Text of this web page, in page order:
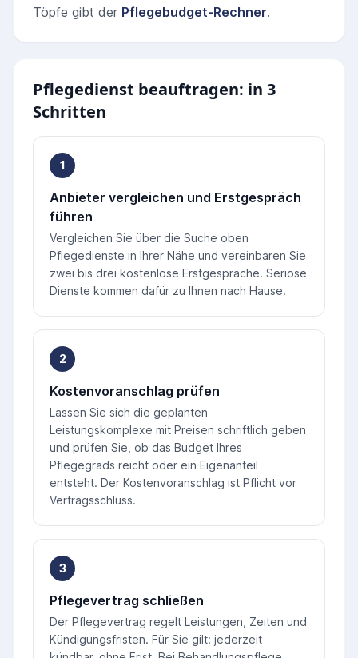
Töpfe gibt der Pflegebudget-Rechner.
Pflegedienst beauftragen: in 3
Schritten
1
Anbieter vergleichen und Erstgespräch
führen
Vergleichen Sie über die Suche oben
Pflegedienste in Ihrer Nähe und vereinbaren Sie
zwei bis drei kostenlose Erstgespräche. Seriöse
Dienste kommen dafür zu Ihnen nach Hause.
2
Kostenvoranschlag prüfen
Lassen Sie sich die geplanten
Leistungskomplexe mit Preisen schriftlich geben
und prüfen Sie, ob das Budget Ihres
Pflegegrads reicht oder ein Eigenanteil
entsteht. Der Kostenvoranschlag ist Pflicht vor
Vertragsschluss.
3
Pflegevertrag schließen
Der Pflegevertrag regelt Leistungen, Zeiten und
Kündigungsfristen. Für Sie gilt: jederzeit